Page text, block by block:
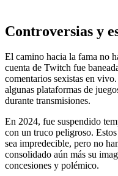
Controversias y
El camino hacia la fama no
cuenta de Twitch fue
comentarios sexistas en
algunas plataformas de
durante transmisiones.
En 2024, fue suspendido
con un truco peligroso.
sea impredecible, pero no
consolidado aún más su
concesiones y polémico.